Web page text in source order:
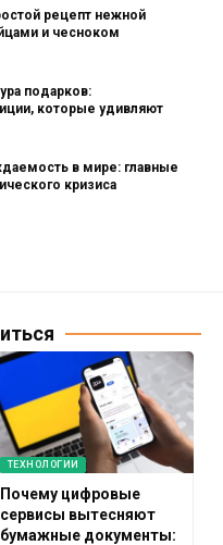
рецепт нежной
и чесноком
подарков:
которые удивляют
в мире: главные
кризиса
ТЕХНОЛОГИИ
Почему цифровые
сервисы вытесняют
бумажные документы: